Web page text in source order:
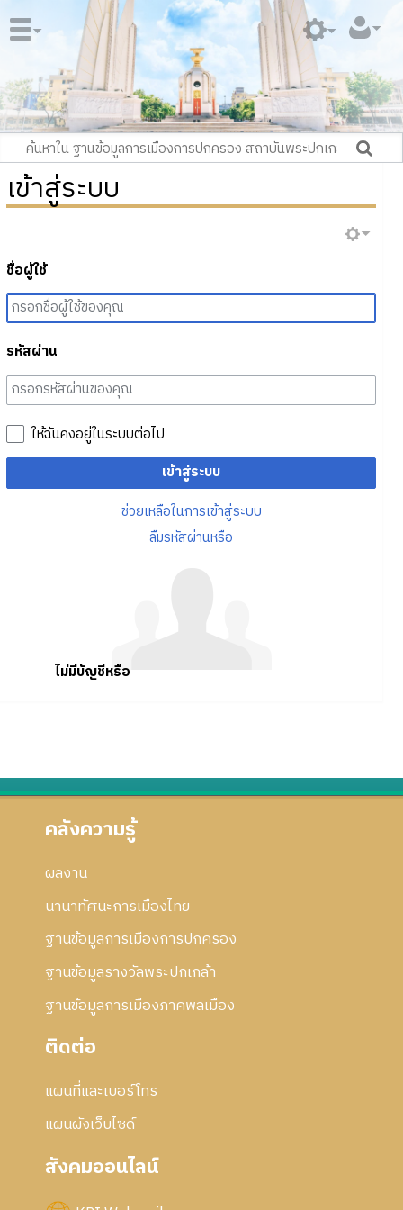
เข้าสู่ระบบ
ชื่อผู้ใช้
รหัสผ่าน
ให้ฉันคงอยู่ในระบบต่อไป
เข้าสู่ระบบ
ช่วยเหลือในการเข้าสู่ระบบ
ลืมรหัสผ่านหรือ
ไม่มีบัญชีหรือ
คลังความรู้
ผลงาน
นานาทัศนะการเมืองไทย
ฐานข้อมูลการเมืองการปกครอง
ฐานข้อมูลรางวัลพระปกเกล้า
ฐานข้อมูลการเมืองภาคพลเมือง
ติดต่อ
แผนที่และเบอร์โทร
แผนผังเว็บไซด์
สังคมออนไลน์